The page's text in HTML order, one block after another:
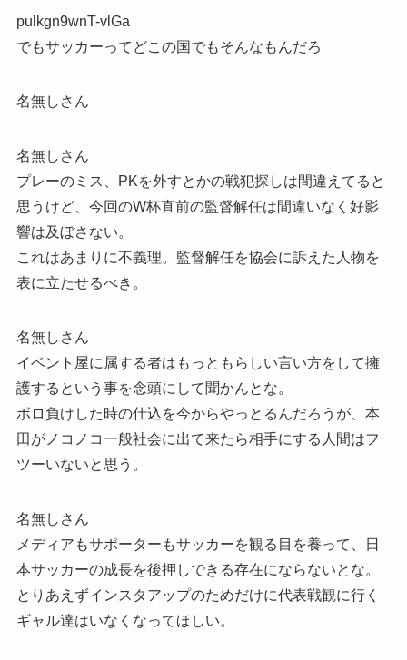
pulkgn9wnT-vlGa
でもサッカーってどこの国でもそんなもんだろ
名無しさん
名無しさん
プレーのミス、PKを外すとかの戦犯探しは間違えてると
思うけど、今回のW杯直前の監督解任は間違いなく好影
響は及ぼさない。
これはあまりに不義理。監督解任を協会に訴えた人物を
表に立たせるべき。
名無しさん
イベント屋に属する者はもっともらしい言い方をして擁
護するという事を念頭にして聞かんとな。
ボロ負けした時の仕込を今からやっとるんだろうが、本
田がノコノコ一般社会に出て来たら相手にする人間はフ
ツーいないと思う。
名無しさん
メディアもサポーターもサッカーを観る目を養って、日
本サッカーの成長を後押しできる存在にならないとな。
とりあえずインスタアップのためだけに代表戦観に行く
ギャル達はいなくなってほしい。